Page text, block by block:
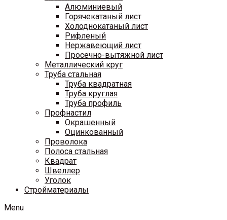
Алюминиевый
Горячекатаный лист
Холоднокатаный лист
Рифленый
Нержавеющий лист
Просечно-вытяжной лист
Металлический круг
Труба стальная
Труба квадратная
Труба круглая
Труба профиль
Профнастил
Окрашенный
Оцинкованный
Проволока
Полоса стальная
Квадрат
Швеллер
Уголок
Стройматериалы
Menu